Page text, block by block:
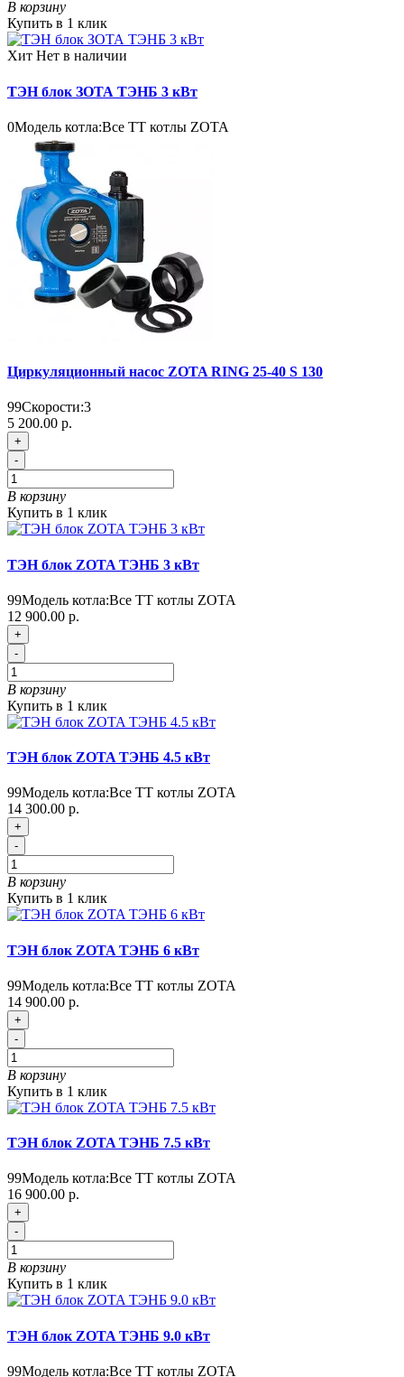
В корзину
Купить в 1 клик
Хит Нет в наличии
ТЭН блок ЗОТА ТЭНБ 3 кВт
0Модель котла:Все ТТ котлы ZOTA
Циркуляционный насос ZOTA RING 25-40 S 130
99Скорости:3
5 200.00 р.
+
-
В корзину
Купить в 1 клик
ТЭН блок ZOTA ТЭНБ 3 кВт
99Модель котла:Все ТТ котлы ZOTA
12 900.00 р.
+
-
В корзину
Купить в 1 клик
ТЭН блок ZOTA ТЭНБ 4.5 кВт
99Модель котла:Все ТТ котлы ZOTA
14 300.00 р.
+
-
В корзину
Купить в 1 клик
ТЭН блок ZOTA ТЭНБ 6 кВт
99Модель котла:Все ТТ котлы ZOTA
14 900.00 р.
+
-
В корзину
Купить в 1 клик
ТЭН блок ZOTA ТЭНБ 7.5 кВт
99Модель котла:Все ТТ котлы ZOTA
16 900.00 р.
+
-
В корзину
Купить в 1 клик
ТЭН блок ZOTA ТЭНБ 9.0 кВт
99Модель котла:Все ТТ котлы ZOTA